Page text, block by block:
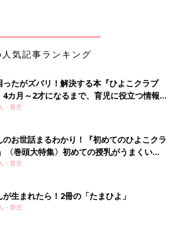
気記事ランキング
ったがズバリ！解決する本『ひよこクラブ
月～2才になるまで、育児に役立つ情報が
！
・育児
のお世話まるわかり！『初めてのひよこクラ
〈巻頭大特集〉初めての授乳がうまくい
ぱい・ミルクの基本と夏のトラブル 解決テ
・育児
生まれたら！2冊の「たまひよ」
・育児